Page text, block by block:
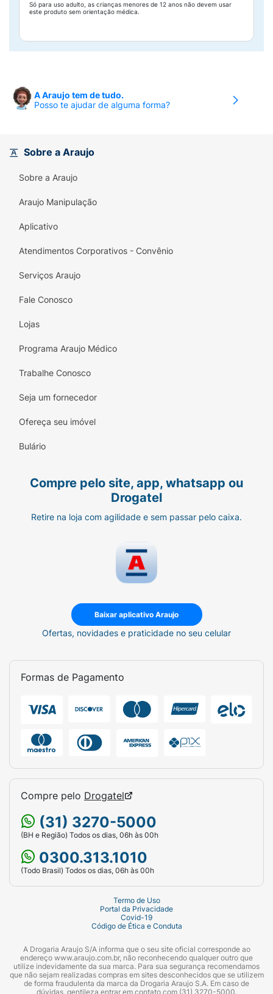
Só para uso adulto, as crianças menores de 12 anos não devem usar
este produto sem orientação médica.
A Araujo tem de tudo.
Posso te ajudar de alguma forma?
Sobre a Araujo
Sobre a Araujo
Araujo Manipulação
Aplicativo
Atendimentos Corporativos - Convênio
Serviços Araujo
Fale Conosco
Lojas
Programa Araujo Médico
Trabalhe Conosco
Seja um fornecedor
Ofereça seu imóvel
Bulário
Compre pelo site, app, whatsapp ou
Drogatel
Retire na loja com agilidade e sem passar pelo caixa.
Baixar aplicativo Araujo
Ofertas, novidades e praticidade no seu celular
Formas de Pagamento
Compre pelo Drogatel
(31) 3270-5000
(BH e Região) Todos os dias, 06h às 00h
0300.313.1010
(Todo Brasil) Todos os dias, 06h às 00h
Termo de Uso
Portal da Privacidade
Covid-19
Código de Ética e Conduta
A Drogaria Araujo S/A informa que o seu site oficial corresponde ao
endereço www.araujo.com.br, não reconhecendo qualquer outro que
utilize indevidamente da sua marca. Para sua segurança recomendamos
que não sejam realizadas compras em sites desconhecidos que se utilizem
de forma fraudulenta da marca da Drogaria Araujo S.A. Em caso de
dúvidas, gentileza entrar em contato com (31) 3270-5000.